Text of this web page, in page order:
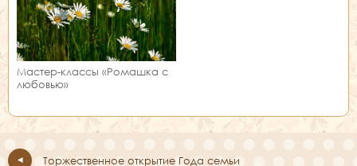
Мастер-классы «Ромашка с
любовью»
Торжественное открытие Года семьи